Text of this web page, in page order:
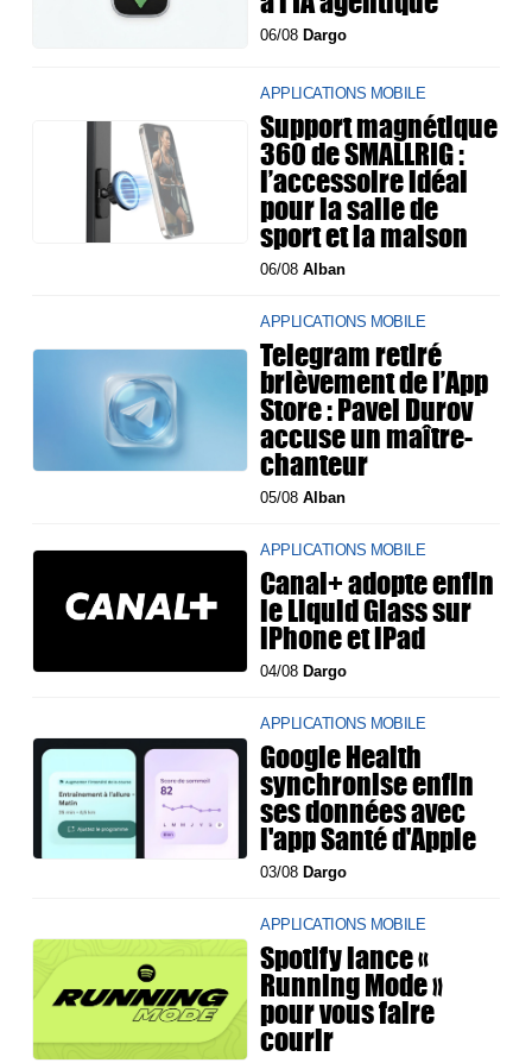
06/08 Dargo
APPLICATIONS MOBILE
Support magnétique
360 de SMALLRIG :
l’accessoire idéal
pour la salle de
sport et la maison
06/08Alban
APPLICATIONS MOBILE
Telegram retiré
brièvement de l’App
Store : Pavel Durov
accuse un maître-
chanteur
05/08Alban
APPLICATIONS MOBILE
Canal+ adopte enfin
le Liquid Glass sur
iPhone et iPad
04/08 Dargo
APPLICATIONS MOBILE
Google Health
synchronise enfin
ses données avec
l'app Santé d'Apple
03/08 Dargo
APPLICATIONS MOBILE
Spotify lance «
Running Mode »
pour vous faire
courir